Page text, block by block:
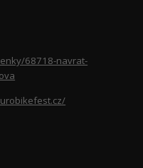
68718-navrat-